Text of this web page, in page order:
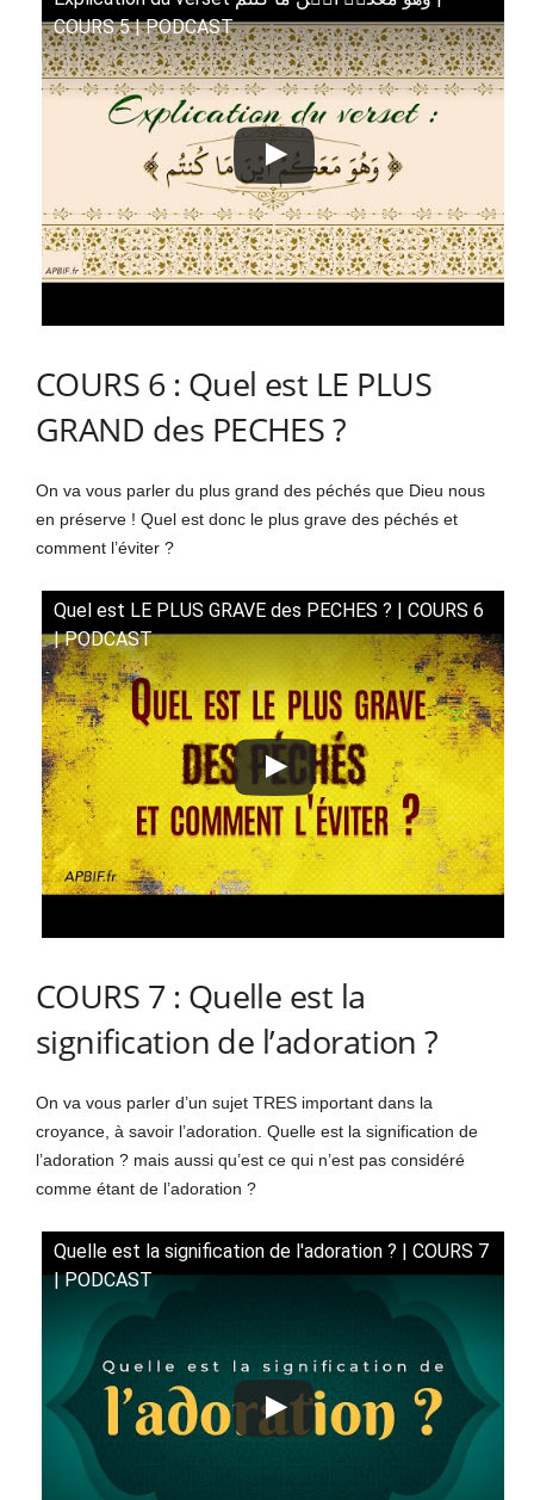
COURS 5 | PODCAST
COURS 6 : Quel est LE PLUS
GRAND des PECHES ?
On va vous parler du plus grand des péchés que Dieu nous
en préserve ! Quel est donc le plus grave des péchés et
comment l’éviter ?
Quel est LE PLUS GRAVE des PECHES ? | COURS 6
| PODCAST
COURS 7 : Quelle est la
signification de l’adoration ?
On va vous parler d’un sujet TRES important dans la
croyance, à savoir l’adoration. Quelle est la signification de
l’adoration ? mais aussi qu’est ce qui n’est pas considéré
comme étant de l’adoration ?
Quelle est la signification de l'adoration ? | COURS 7
| PODCAST